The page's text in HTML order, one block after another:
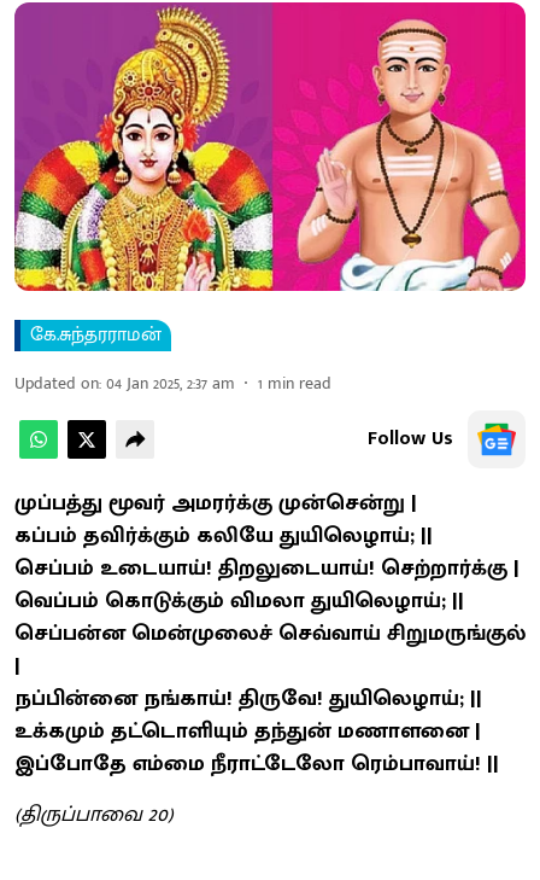
கே.சுந்தரராமன்
Updated on:04 Jan 2025, 2:37 am 1 min read
Follow Us
முப்பத்து மூவர் அமரர்க்கு முன்சென்று |
கப்பம் தவிர்க்கும் கலியே துயிலெழாய்; ||
செப்பம் உடையாய்! திறலுடையாய்! செற்றார்க்கு |
வெப்பம் கொடுக்கும் விமலா துயிலெழாய்; ||
செப்பன்ன மென்முலைச் செவ்வாய் சிறுமருங்குல்
|
நப்பின்னை நங்காய்! திருவே! துயிலெழாய்; ||
உக்கமும் தட்டொளியும் தந்துன் மணாளனை |
இப்போதே எம்மை நீராட்டேலோ ரெம்பாவாய்! ||
(திருப்பாவை 20)